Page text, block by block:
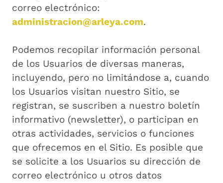
correo electrónico:
administracion@arleya.com.
Podemos recopilar información personal
de los Usuarios de diversas maneras,
incluyendo, pero no limitándose a, cuando
los Usuarios visitan nuestro Sitio, se
registran, se suscriben a nuestro boletín
informativo (newsletter), o participan en
otras actividades, servicios o funciones
que ofrecemos en el Sitio. Es posible que
se solicite a los Usuarios su dirección de
correo electrónico u otros datos